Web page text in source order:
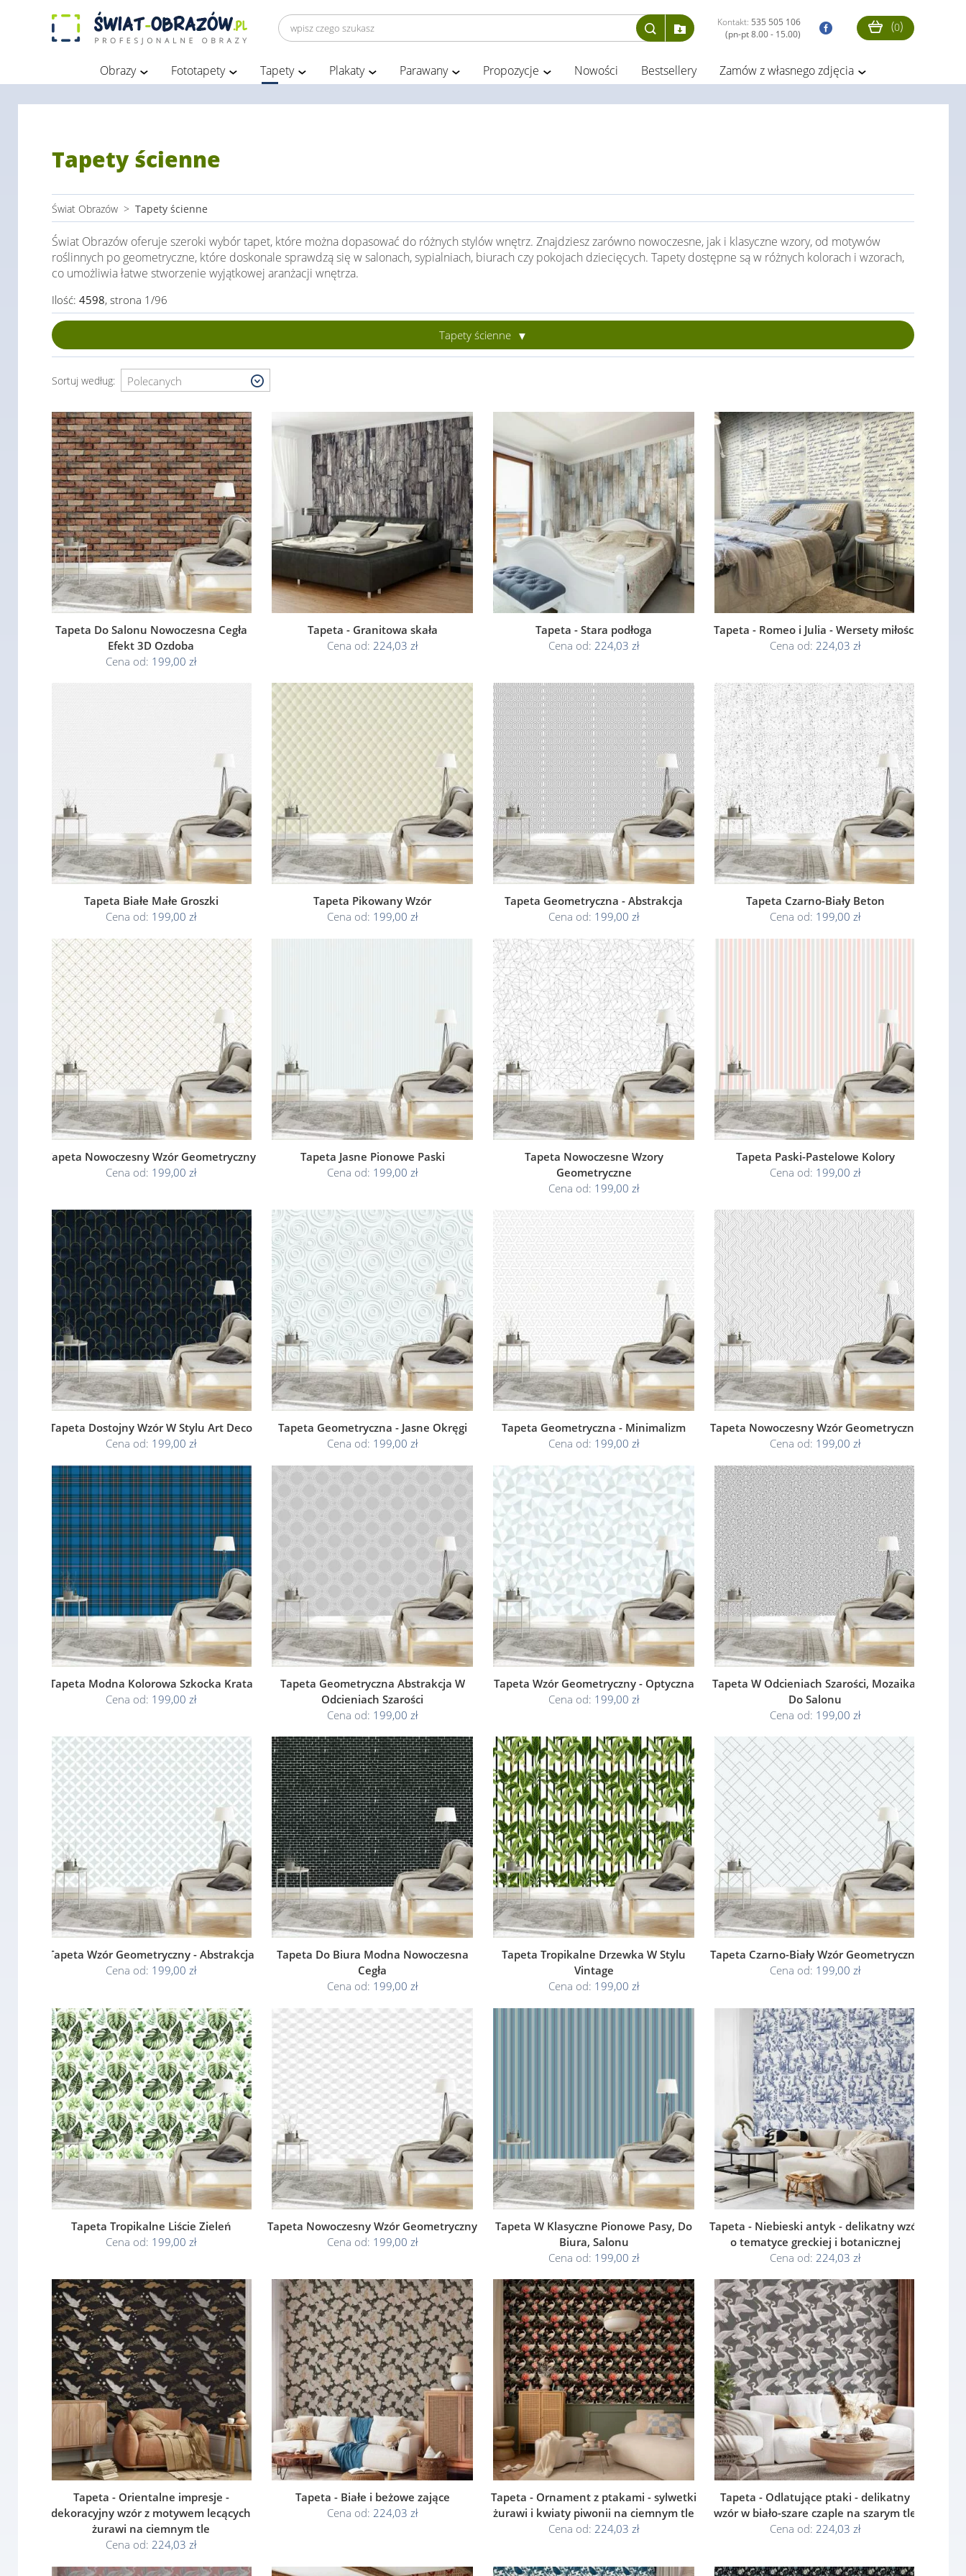
Kontakt: 535 505 106
(pn-pt 8.00 - 15.00)
(0)
Obrazy Fototapety Tapety Plakaty Parawany Propozycje Nowości Bestsellery Zamów z własnego zdjęcia
Tapety ścienne
Świat Obrazów > Tapety ścienne
Świat Obrazów oferuje szeroki wybór tapet, które można dopasować do różnych stylów wnętrz. Znajdziesz zarówno nowoczesne, jak i klasyczne wzory, od motywów
roślinnych po geometryczne, które doskonale sprawdzą się w salonach, sypialniach, biurach czy pokojach dziecięcych. Tapety dostępne są w różnych kolorach i wzorach,
co umożliwia łatwe stworzenie wyjątkowej aranżacji wnętrza.
Ilość: 4598, strona 1/96
Tapety ścienne
Sortuj według:
Tapeta Do Salonu Nowoczesna Cegła
Efekt 3D Ozdoba
Cena od: 199,00 zł
Tapeta - Granitowa skała
Cena od: 224,03 zł
Tapeta - Stara podłoga
Cena od: 224,03 zł
Tapeta - Romeo i Julia - Wersety miłości
Cena od: 224,03 zł
Tapeta Białe Małe Groszki
Cena od: 199,00 zł
Tapeta Pikowany Wzór
Cena od: 199,00 zł
Tapeta Geometryczna - Abstrakcja
Cena od: 199,00 zł
Tapeta Czarno-Biały Beton
Cena od: 199,00 zł
Tapeta Nowoczesny Wzór Geometryczny
Cena od: 199,00 zł
Tapeta Jasne Pionowe Paski
Cena od: 199,00 zł
Tapeta Nowoczesne Wzory
Geometryczne
Cena od: 199,00 zł
Tapeta Paski-Pastelowe Kolory
Cena od: 199,00 zł
Tapeta Dostojny Wzór W Stylu Art Deco
Cena od: 199,00 zł
Tapeta Geometryczna - Jasne Okręgi
Cena od: 199,00 zł
Tapeta Geometryczna - Minimalizm
Cena od: 199,00 zł
Tapeta Nowoczesny Wzór Geometryczny
Cena od: 199,00 zł
Tapeta Modna Kolorowa Szkocka Krata
Cena od: 199,00 zł
Tapeta Geometryczna Abstrakcja W
Odcieniach Szarości
Cena od: 199,00 zł
Tapeta Wzór Geometryczny - Optyczna
Cena od: 199,00 zł
Tapeta W Odcieniach Szarości, Mozaika,
Do Salonu
Cena od: 199,00 zł
Tapeta Wzór Geometryczny - Abstrakcja
Cena od: 199,00 zł
Tapeta Do Biura Modna Nowoczesna
Cegła
Cena od: 199,00 zł
Tapeta Tropikalne Drzewka W Stylu
Vintage
Cena od: 199,00 zł
Tapeta Czarno-Biały Wzór Geometryczny
Cena od: 199,00 zł
Tapeta Tropikalne Liście Zieleń
Cena od: 199,00 zł
Tapeta Nowoczesny Wzór Geometryczny
Cena od: 199,00 zł
Tapeta W Klasyczne Pionowe Pasy, Do
Biura, Salonu
Cena od: 199,00 zł
Tapeta - Niebieski antyk - delikatny wzór
o tematyce greckiej i botanicznej
Cena od: 224,03 zł
Tapeta - Orientalne impresje -
dekoracyjny wzór z motywem lecących
żurawi na ciemnym tle
Cena od: 224,03 zł
Tapeta - Białe i beżowe zające
Cena od: 224,03 zł
Tapeta - Ornament z ptakami - sylwetki
żurawi i kwiaty piwonii na ciemnym tle
Cena od: 224,03 zł
Tapeta - Odlatujące ptaki - delikatny
wzór w biało-szare czaple na szarym tle
Cena od: 224,03 zł